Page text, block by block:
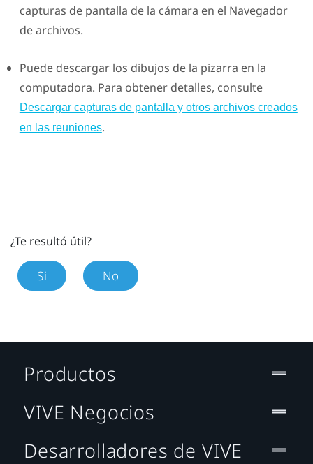
capturas de pantalla de la cámara en el Navegador
de archivos.
Puede descargar los dibujos de la pizarra en la
computadora. Para obtener detalles, consulte
Descargar capturas de pantalla y otros archivos creados
en las reuniones.
¿Te resultó útil?
Si No
Productos
VIVE Negocios
Desarrolladores de VIVE